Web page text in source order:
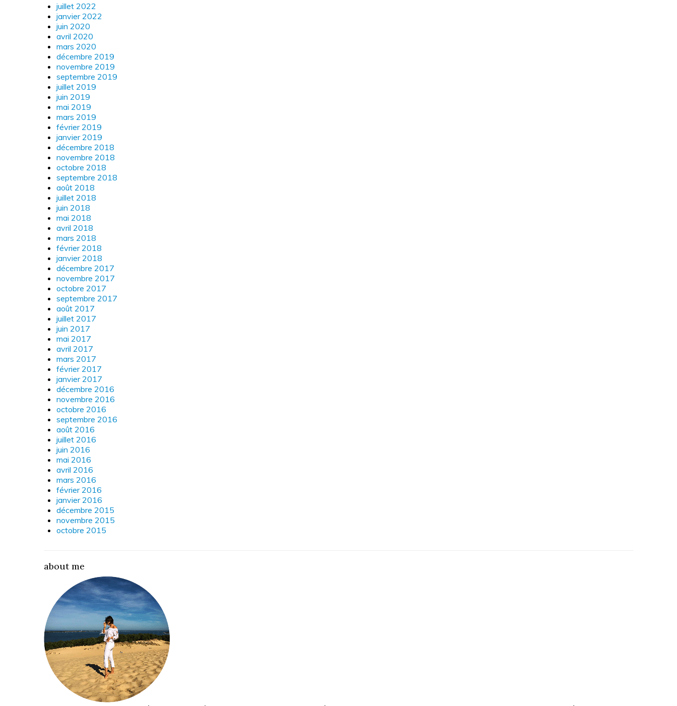
juillet 2022
janvier 2022
juin 2020
avril 2020
mars 2020
décembre 2019
novembre 2019
septembre 2019
juillet 2019
juin 2019
mai 2019
mars 2019
février 2019
janvier 2019
décembre 2018
novembre 2018
octobre 2018
septembre 2018
août 2018
juillet 2018
juin 2018
mai 2018
avril 2018
mars 2018
février 2018
janvier 2018
décembre 2017
novembre 2017
octobre 2017
septembre 2017
août 2017
juillet 2017
juin 2017
mai 2017
avril 2017
mars 2017
février 2017
janvier 2017
décembre 2016
novembre 2016
octobre 2016
septembre 2016
août 2016
juillet 2016
juin 2016
mai 2016
avril 2016
mars 2016
février 2016
janvier 2016
décembre 2015
novembre 2015
octobre 2015
about me